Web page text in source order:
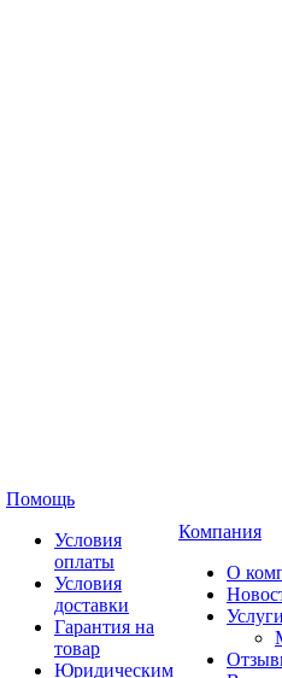
Помощь
Условия
оплаты
Условия
доставки
Гарантия на
товар
Юридическим
Компания
О